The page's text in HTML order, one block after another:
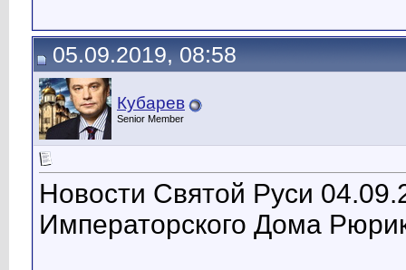
05.09.2019, 08:58
Кубарев
Senior Member
Новости Святой Руси
Императорского Дома